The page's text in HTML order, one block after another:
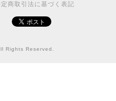
商取引法に基づく表記
Rights Reserved.